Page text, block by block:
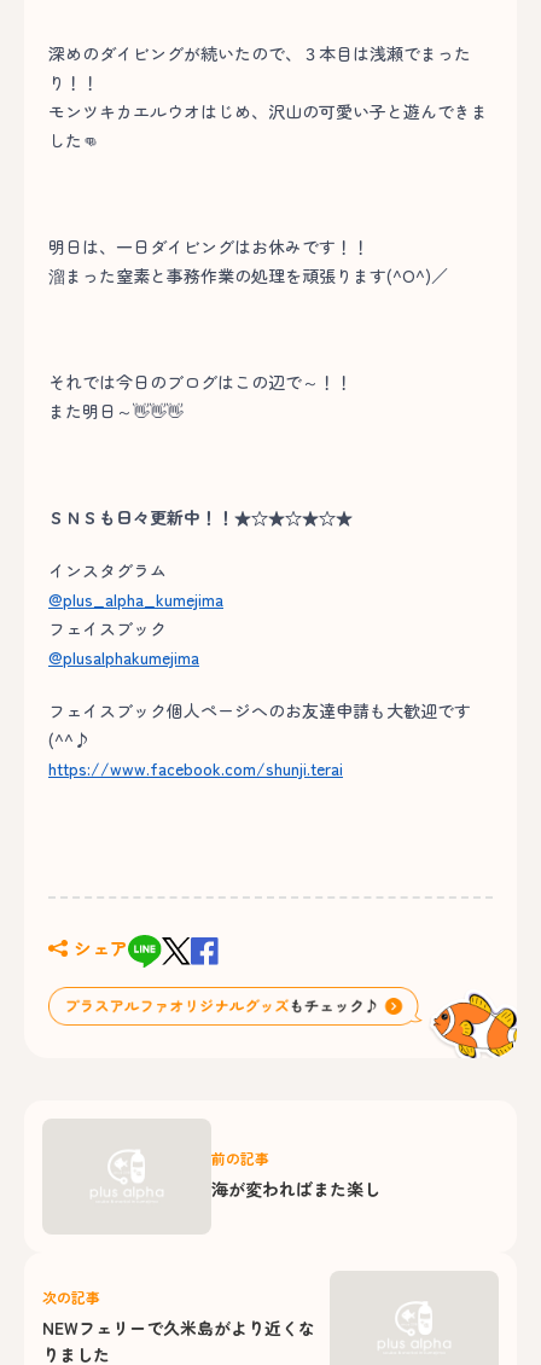
深めのダイビングが続いたので、３本目は浅瀬でまった
り！！
モンツキカエルウオはじめ、沢山の可愛い子と遊んできま
した👊
明日は、一日ダイビングはお休みです！！
溜まった窒素と事務作業の処理を頑張ります(^O^)／
それでは今日のブログはこの辺で～！！
また明日～👋👋👋
ＳＮＳも日々更新中！！★☆★☆★☆★
インスタグラム
@plus_alpha_kumejima
フェイスブック
@plusalphakumejima
フェイスブック個人ページへのお友達申請も大歓迎です
(^^♪
https://www.facebook.com/shunji.terai
シェア
前の記事
海が変わればまた楽し
次の記事
NEWフェリーで久米島がより近くな
りました